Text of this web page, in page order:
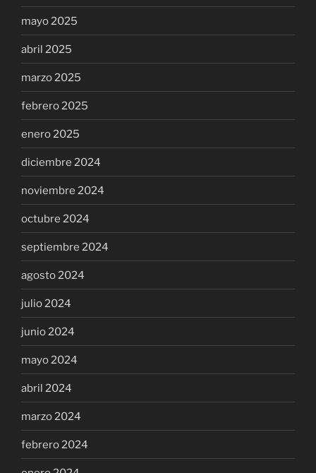
mayo 2025
abril 2025
marzo 2025
febrero 2025
enero 2025
diciembre 2024
noviembre 2024
octubre 2024
septiembre 2024
agosto 2024
julio 2024
junio 2024
mayo 2024
abril 2024
marzo 2024
febrero 2024